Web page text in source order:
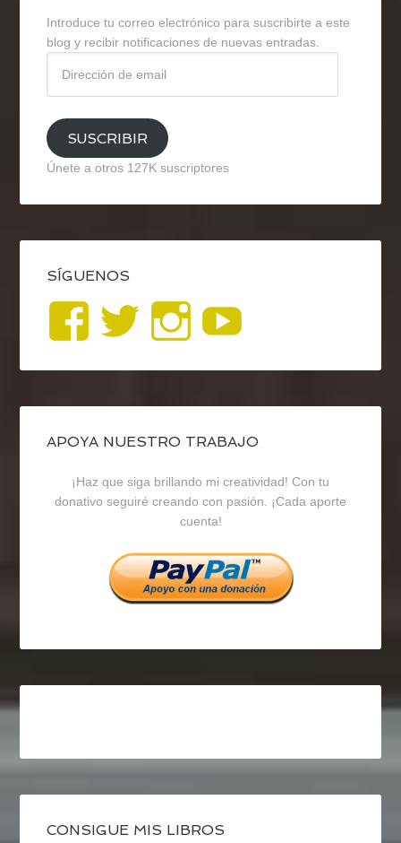
Introduce tu correo electrónico para suscribirte a este
blog y recibir notificaciones de nuevas entradas.
email
SUSCRIBIR
Únete a otros 127K suscriptores
SÍGUENOS
Ver
perfil
de
blogrecursosep
en
Facebook
Ver
perfil
de
recursosep
en
Twitter
Ver
perfil
de
recursosep
en
Instagram
APOYA NUESTRO TRABAJO
¡Haz que siga brillando mi creatividad! Con tu
donativo seguiré creando con pasión. ¡Cada aporte
cuenta!
CONSIGUE MIS LIBROS